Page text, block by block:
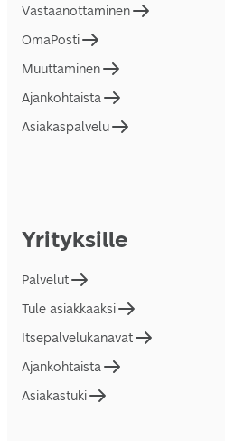
Vastaanottaminen
OmaPosti
Muuttaminen
Ajankohtaista
Asiakaspalvelu
Yrityksille
Palvelut
Tule asiakkaaksi
Itsepalvelukanavat
Ajankohtaista
Asiakastuki